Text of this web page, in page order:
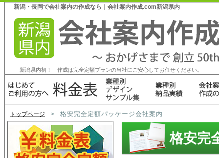
新潟・長岡で会社案内の作成なら｜会社案内作成.com新潟県内
新潟県内初！ 作成は完全定額プランの当社にご安心してお任せください。
トップページ > 格安完全定額パッケージ会社案内
格安完